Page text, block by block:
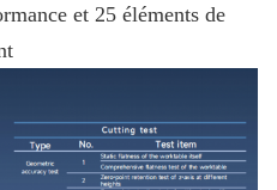
et 25 éléments de